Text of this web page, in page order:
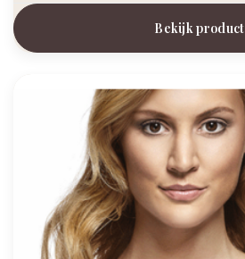
Bekijk product